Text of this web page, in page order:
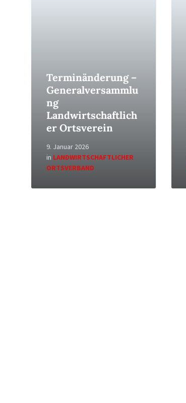
Terminänderung –
Generalversammlu
ng
Landwirtschaftlich
er Ortsverein
9. Januar 2026
in LANDWIRTSCHAFTLICHER
ORTSVERBAND